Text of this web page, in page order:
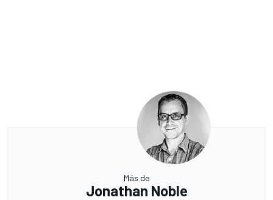
Más de
Jonathan Noble